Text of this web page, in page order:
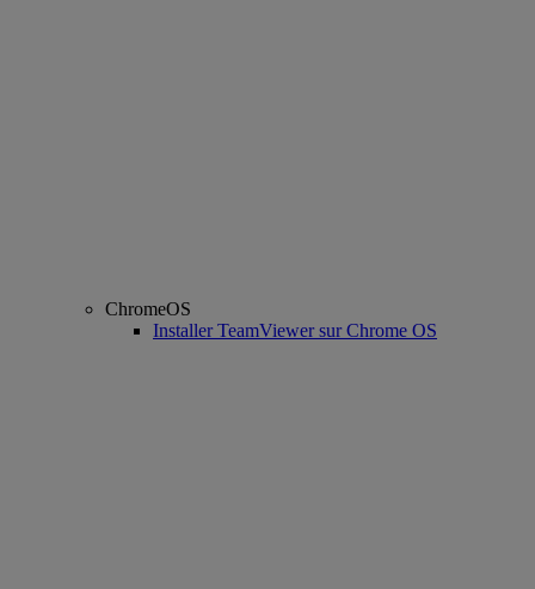
ChromeOS
Installer TeamViewer sur Chrome OS